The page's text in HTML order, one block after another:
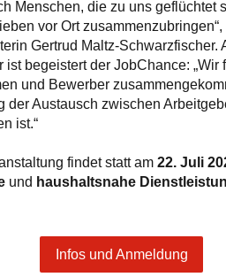
Menschen, die zu uns geflüchtet
vor Ort zusammenzubringen“,
Gertrud Maltz-Schwarzfischer.
ist begeistert der JobChance: „Wir
und Bewerber
der Austausch zwischen
ist.“
findet statt am 22. Juli
und haushaltsnahe
Infos und Anmeldung